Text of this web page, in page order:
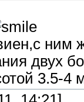
ним
двух
3.5-4